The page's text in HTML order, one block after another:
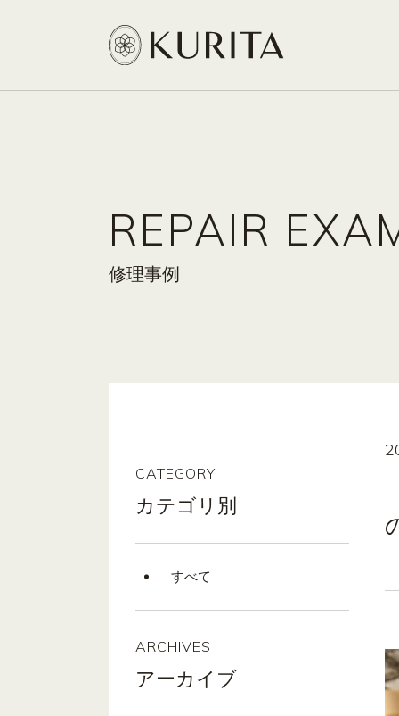
REPAIR
修理事例
CATEGORY
カテゴリ別
すべて
ARCHIVES
アーカイブ